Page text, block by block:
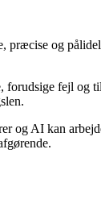
og
fejl
og AI kan